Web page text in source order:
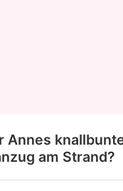
Annes
am Strand?